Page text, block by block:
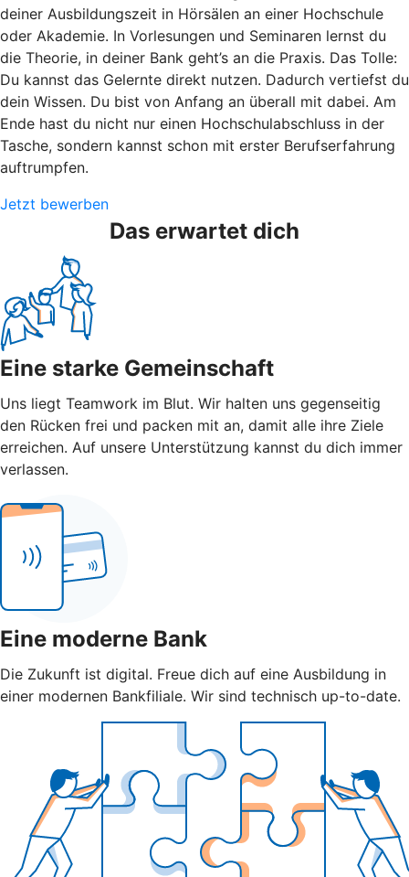
deiner Ausbildungszeit in Hörsälen an einer Hochschule
oder Akademie. In Vorlesungen und Seminaren lernst du
die Theorie, in deiner Bank geht’s an die Praxis. Das Tolle:
Du kannst das Gelernte direkt nutzen. Dadurch vertiefst du
dein Wissen. Du bist von Anfang an überall mit dabei. Am
Ende hast du nicht nur einen Hochschulabschluss in der
Tasche, sondern kannst schon mit erster Berufserfahrung
auftrumpfen.
Jetzt bewerben
Das erwartet dich
Eine starke Gemeinschaft
Uns liegt Teamwork im Blut. Wir halten uns gegenseitig
den Rücken frei und packen mit an, damit alle ihre Ziele
erreichen. Auf unsere Unterstützung kannst du dich immer
verlassen.
Eine moderne Bank
Die Zukunft ist digital. Freue dich auf eine Ausbildung in
einer modernen Bankfiliale. Wir sind technisch up-to-date.